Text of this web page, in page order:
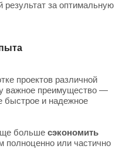
за оптимальную
проектов различной
важное преимущество —
быстрое и надежное
больше сэкономить
полноценно или частично